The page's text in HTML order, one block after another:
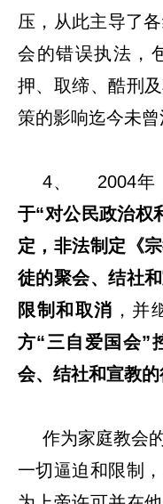
压，从此主导了
会的错误执法，
押、取缔、酷刑
策的影响迄今未曾
4、 2004年
于“对公民政治权
定，非法制定《宗
徒的聚会、结社
限制和取消 ，并
方“三自爱国会”
会、结社和宣教
作为家庭教会
一切逼迫和限制